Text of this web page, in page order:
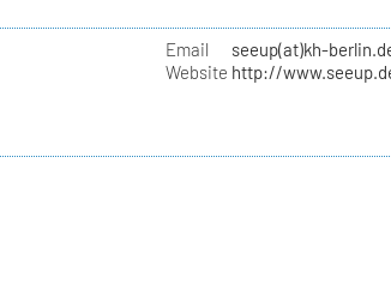
Email
seeup(at)kh-
Website http://